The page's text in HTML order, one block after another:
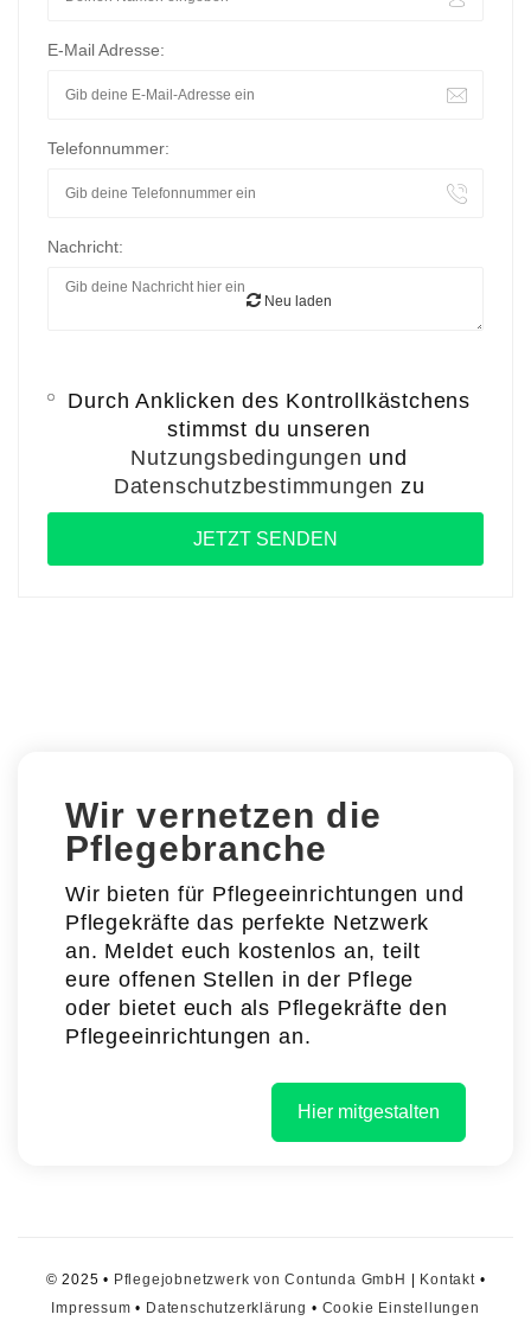
E-Mail Adresse:
Telefonnummer:
Nachricht:
Neu laden
Durch Anklicken des Kontrollkästchens
stimmst du unseren
Nutzungsbedingungen und
Datenschutzbestimmungen zu
Wir vernetzen die
Pflegebranche
Wir bieten für Pflegeeinrichtungen und
Pflegekräfte das perfekte Netzwerk
an. Meldet euch kostenlos an, teilt
eure offenen Stellen in der Pflege
oder bietet euch als Pflegekräfte den
Pflegeeinrichtungen an.
Hier mitgestalten
© 2025 • Pflegejobnetzwerk von Contunda GmbH Kontakt•
Impressum • Datenschutzerklärung • Cookie Einstellungen